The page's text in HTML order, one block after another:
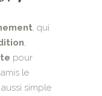
, qui
,
pour
le
aussi simple